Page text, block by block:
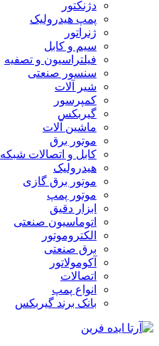
دژنکتور
پمپ هیدرولیک
ژنراتور
سیم و کابل
فیلتراسیون و تصفیه
سنسور صنعتی
شیر آلات
کمپرسور
گیربکس
ماشین آلات
موتور برق
کابل و اتصالات شبکه
هیدرولیک
موتور برق گازی
موتور پمپ
ابزار دقیق
اتوماسیون صنعتی
الکتروموتور
برق صنعتی
آکومولاتور
اتصالات
انواع پمپ
بانک برند گیربکس